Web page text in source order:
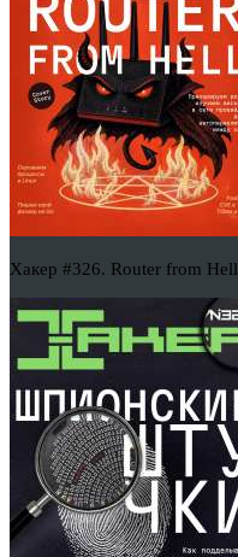
Хакер #326. Router from Hell